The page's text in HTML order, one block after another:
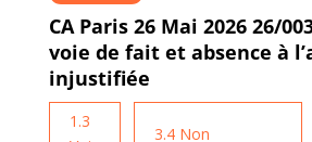
CA Paris 26 Mai 2026 26/
voie de fait et absence à
injustifiée
1.3
3.4 Non